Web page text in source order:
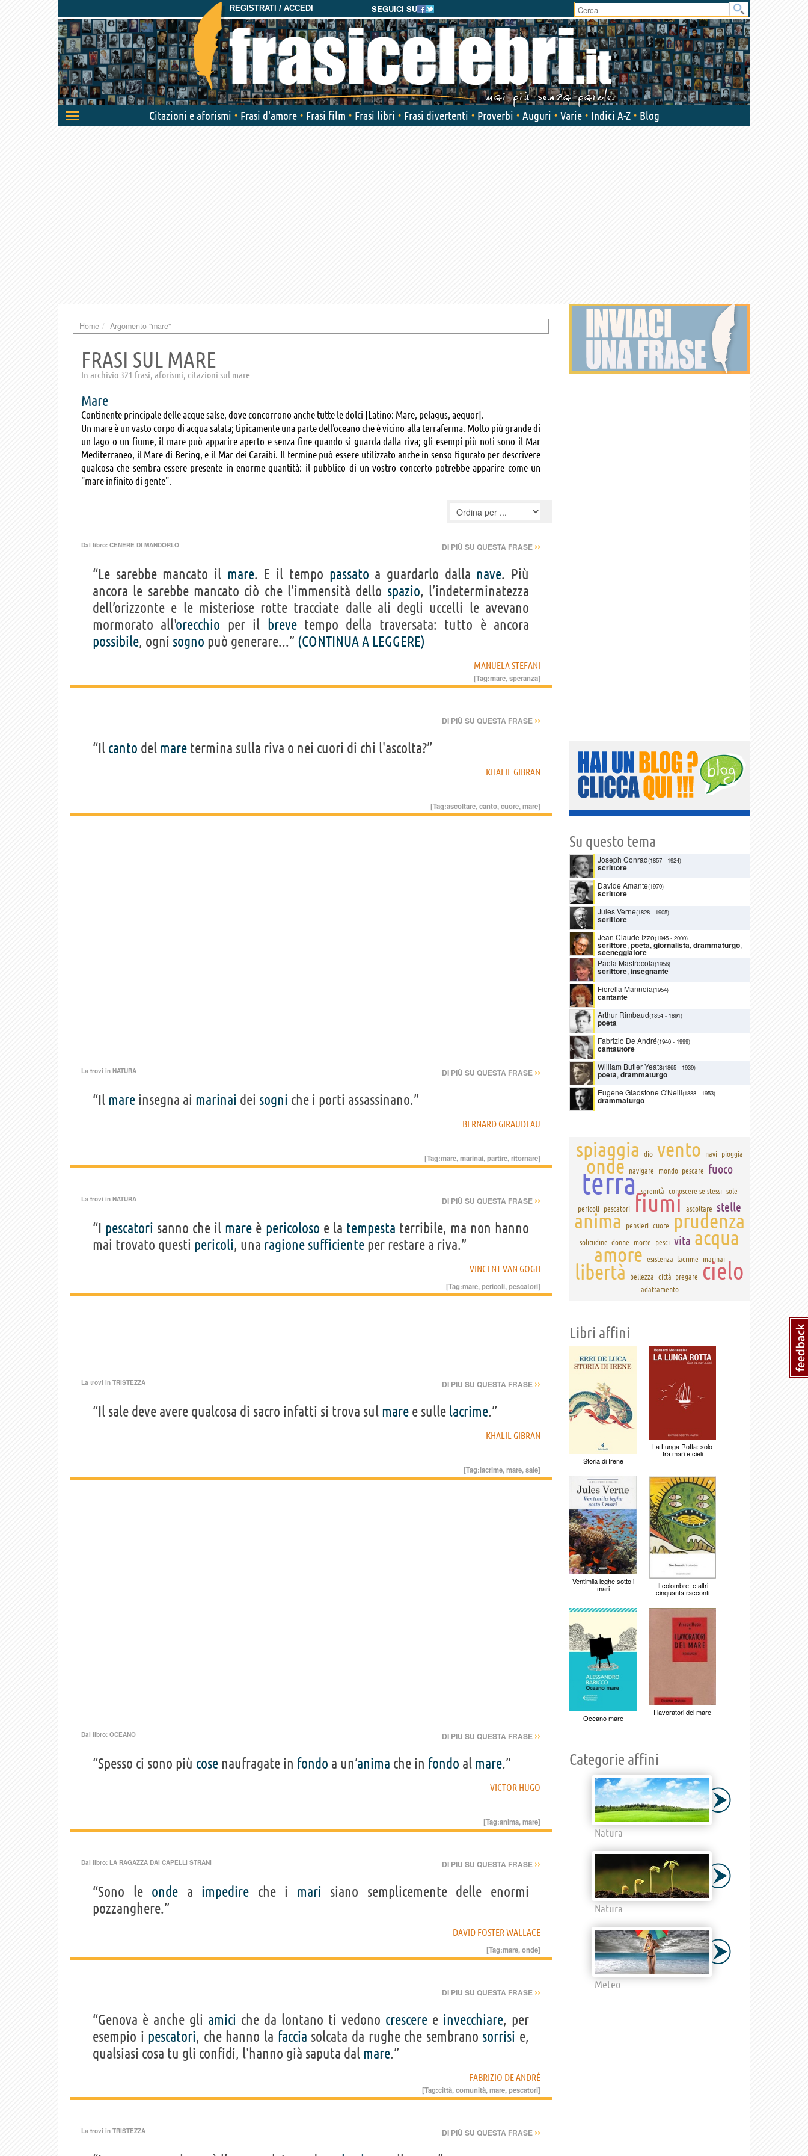
SEGUICI SU
REGISTRATI / ACCEDI
Attiva/disattiva
navigazione
User
area
Citazioni e aforismi Frasi d'amore Frasi film Frasi libri Frasi divertenti Proverbi Auguri Varie Indici A-Z Blog
Home Argomento "mare"
FRASI SUL MARE
In archivio 321 frasi, aforismi, citazioni sul mare
Mare
Continente principale delle acque salse, dove concorrono anche tutte le dolci [Latino: Mare, pelagus, aequor].
Un mare è un vasto corpo di acqua salata; tipicamente una parte dell'oceano che è vicino alla terraferma. Molto più grande di
un lago o un fiume, il mare può apparire aperto e senza fine quando si guarda dalla riva; gli esempi più noti sono il Mar
Mediterraneo, il Mare di Bering, e il Mar dei Caraibi. Il termine può essere utilizzato anche in senso figurato per descrivere
qualcosa che sembra essere presente in enorme quantità: il pubblico di un vostro concerto potrebbe apparire come un
"mare infinito di gente".
Dal libro: CENERE DI MANDORLO DI PIÙ SU QUESTA FRASE ››
“Le sarebbe mancato il mare. E il tempo passato a guardarlo dalla nave. Più
ancora le sarebbe mancato ciò che l’immensità dello spazio, l’indeterminatezza
dell’orizzonte e le misteriose rotte tracciate dalle ali degli uccelli le avevano
mormorato all'orecchio per il brevetempo della traversata: tutto è ancora
possibile, ogni sogno può generare...” (CONTINUA A LEGGERE)
MANUELA STEFANI
[Tag:mare,speranza]
DI PIÙ SU QUESTA FRASE ››
“Il canto del mare termina sulla riva o nei cuori di chi l'ascolta?”
KHALIL GIBRAN
[Tag:ascoltare,canto,cuore,mare]
La trovi in NATURA DI PIÙ SU QUESTA FRASE ››
“Il mare insegna ai marinai dei sogni che i porti assassinano.”
BERNARD GIRAUDEAU
[Tag:mare,marinai,partire,ritornare]
La trovi in NATURA DI PIÙ SU QUESTA FRASE ››
“I pescatori sanno che il mare è pericoloso e la tempesta terribile, ma non hanno
mai trovato questi pericoli, una ragione sufficiente per restare a riva.”
VINCENT VAN GOGH
[Tag:mare,pericoli,pescatori]
La trovi in TRISTEZZA DI PIÙ SU QUESTA FRASE ››
“Il sale deve avere qualcosa di sacro infatti si trova sul mare e sulle lacrime.”
KHALIL GIBRAN
[Tag:lacrime,mare,sale]
Dal libro: OCEANO DI PIÙ SU QUESTA FRASE ››
“Spesso ci sono più cose naufragate in fondo a un’anima che in fondo al mare.”
VICTOR HUGO
[Tag:anima,mare]
Dal libro: LA RAGAZZA DAI CAPELLI STRANI DI PIÙ SU QUESTA FRASE ››
“Sono le onde a impedire che i mari siano semplicemente delle enormi
pozzanghere.”
DAVID FOSTER WALLACE
[Tag:mare,onde]
DI PIÙ SU QUESTA FRASE ››
“Genova è anche gli amici che da lontano ti vedono crescere e invecchiare, per
esempio i pescatori, che hanno la faccia solcata da rughe che sembrano sorrisi e,
qualsiasi cosa tu gli confidi, l'hanno già saputa dal mare.”
FABRIZIO DE ANDRÉ
[Tag:città,comunità,mare,pescatori]
La trovi in TRISTEZZA DI PIÙ SU QUESTA FRASE ››
Su questo tema
Joseph Conrad(1857 - 1924)
scrittore
Davide Amante(1970)
scrittore
Jules Verne(1828 - 1905)
scrittore
Jean Claude Izzo(1945 - 2000)
scrittore, poeta, giornalista, drammaturgo,
sceneggiatore
Paola Mastrocola(1956)
scrittore, insegnante
Fiorella Mannoia(1954)
cantante
Arthur Rimbaud(1854 - 1891)
poeta
Fabrizio De André(1940 - 1999)
cantautore
William Butler Yeats(1865 - 1939)
poeta, drammaturgo
Eugene Gladstone O'Neill(1888 - 1953)
drammaturgo
spiaggia dio vento navi pioggia
onde navigare mondo pescare fuoco
terra serenità conoscere se stessi sole
pericoli pescatori fiumi ascoltare stelle
anima pensieri cuore prudenza
solitudine donne morte pesci vita acqua
amore esistenza lacrime marinai
libertà bellezza città pregare cielo
adattamento
Libri affini
Storia di Irene
La Lunga Rotta: solo
tra mari e cieli
Ventimila leghe sotto i
mari Il colombre: e altri
cinquanta racconti
Oceano mare
I lavoratori del mare
Categorie affini
Natura
Natura
Meteo